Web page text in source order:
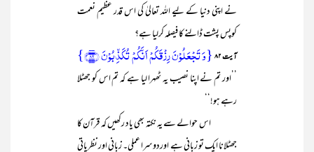
نے اپنی دنیا کے لیے اللہ تعالیٰ کی اس قدر عظیم نعمت
کوپس پشت ڈالنے کا فیصلہ کرلیا ہے؟
آیت ۸۲ {وَ تَجۡعَلُوۡنَ رِزۡقَکُمۡ اَنَّکُمۡ تُکَذِّبُوۡنَ ﴿۸۲﴾}
’’اور تم نے اپنا نصیب یہ ٹھہرا لیا ہے کہ تم اس کو جھٹلا
رہے ہو!‘‘
اس حوالے سے یہ نکتہ بھی یاد رکھیں کہ قرآن کا
جھٹلانا ایک تو زبانی ہے اوردوسرا عملی۔ زبانی اور نظریاتی